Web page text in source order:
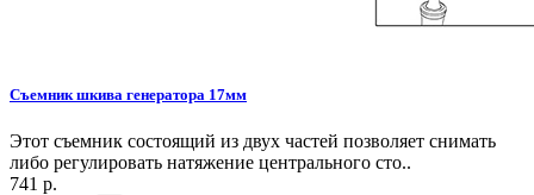
Съемник шкива генератора 17мм
Этот съемник состоящий из двух частей позволяет снимать
либо регулировать натяжение центрального сто..
741 р.